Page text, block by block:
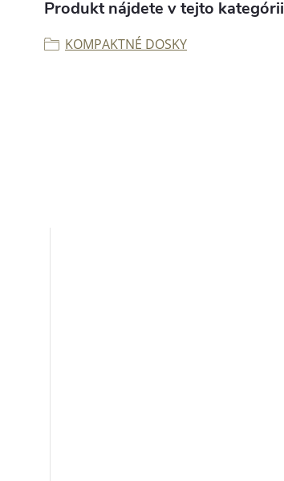
Produkt nájdete v tejto kategórii
KOMPAKTNÉ DOSKY